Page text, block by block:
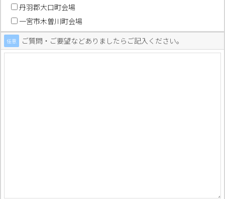
丹羽郡大口町会場
一宮市木曽川町会場
任意 ご質問・ご要望などありましたらご記入ください。